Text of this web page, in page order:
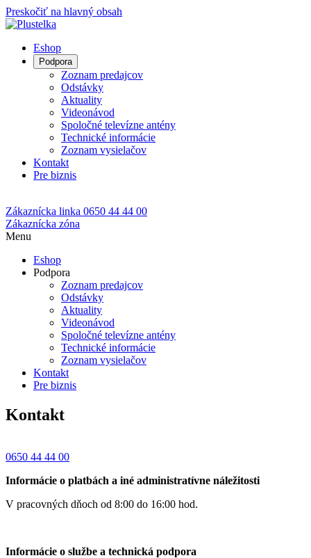
Preskočiť na hlavný obsah
Eshop
Podpora
Zoznam predajcov
Odstávky
Aktuality
Videonávod
Spoločné televízne antény
Technické informácie
Zoznam vysielačov
Kontakt
Pre biznis
Zákaznícka linka 0650 44 44 00
Zákaznícka zóna
Menu
Eshop
Podpora
Zoznam predajcov
Odstávky
Aktuality
Videonávod
Spoločné televízne antény
Technické informácie
Zoznam vysielačov
Kontakt
Pre biznis
Kontakt
0650 44 44 00
Informácie o platbách a iné administratívne náležitosti
V pracovných dňoch od 8:00 do 16:00 hod.
Informácie o službe a technická podpora